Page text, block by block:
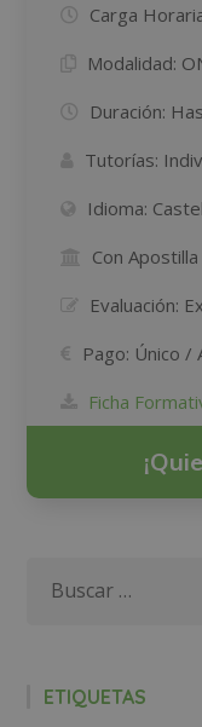
Carga
Modalidad:
Duración:
Tutorías:
Idioma:
Con
Evaluación:
Pago: Único /
Ficha
ETIQUETAS